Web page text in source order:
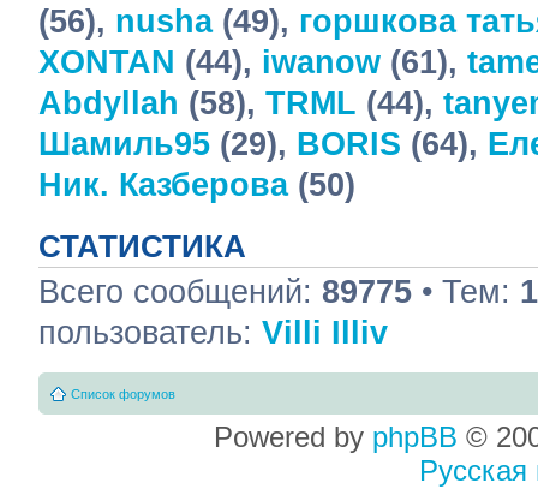
(56), nusha(49), горшкова
XONTAN (44), iwanow (61),
Abdyllah (58), TRML (44),
Шамиль95 (29), BORIS (64),
Ник. Казберова(50)
СТАТИСТИКА
Всего сообщений: 89775 • Тем:
пользователь: Villi Illiv
Список форумов
Powered by phpBB ©